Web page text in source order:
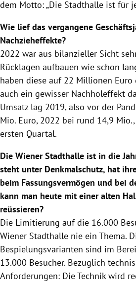
dem Motto: „Die Stadthalle ist für
Wie lief das vergangene
Nachzieheffekte?
2022 war aus bilanzieller Sicht
Rücklagen aufbauen wie schon
haben diese auf 22 Millionen Euro
auch ein gewisser Nachholeffekt
Umsatz lag 2019, also vor der
Mio. Euro, 2022 bei rund 14,9
ersten Quartal.
Die Wiener Stadthalle ist in die
steht unter Denkmalschutz, hat
beim Fassungsvermögen und bei
kann man heute mit einer alten
reüssieren?
Die Limitierung auf die 16.000
Wiener Stadthalle nie ein Thema.
Bespielungsvarianten sind im
13.000 Besucher. Bezüglich
Anforderungen: Die Technik wird